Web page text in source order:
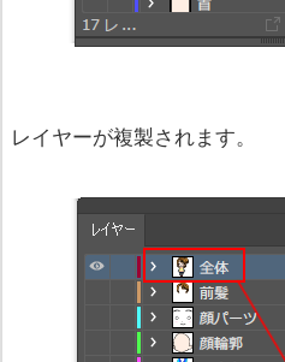
レイヤーが複製されます。